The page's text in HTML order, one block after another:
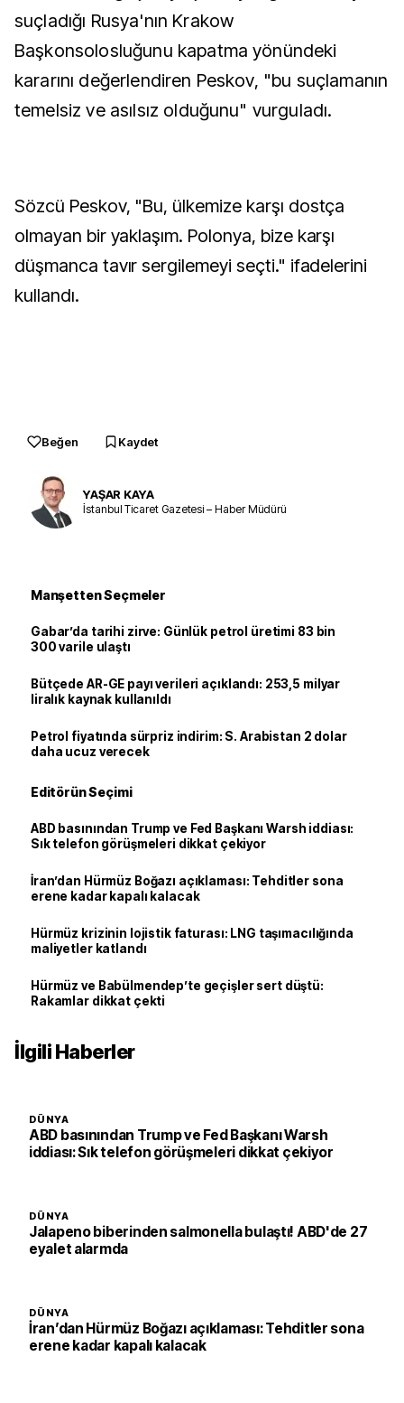
suçladığı Rusya'nın Krakow
Başkonsolosluğunu kapatma yönündeki
kararını değerlendiren Peskov, "bu suçlamanın
temelsiz ve asılsız olduğunu" vurguladı.
Sözcü Peskov, "Bu, ülkemize karşı dostça
olmayan bir yaklaşım. Polonya, bize karşı
düşmanca tavır sergilemeyi seçti." ifadelerini
kullandı.
Beğen Kaydet
YAŞAR KAYA
İstanbul Ticaret Gazetesi – Haber Müdürü
Manşetten Seçmeler
Gabar’da tarihi zirve: Günlük petrol üretimi 83 bin
300 varile ulaştı
Bütçede AR-GE payı verileri açıklandı: 253,5 milyar
liralık kaynak kullanıldı
Petrol fiyatında sürpriz indirim: S. Arabistan 2 dolar
daha ucuz verecek
Editörün Seçimi
ABD basınından Trump ve Fed Başkanı Warsh iddiası:
Sık telefon görüşmeleri dikkat çekiyor
İran’dan Hürmüz Boğazı açıklaması: Tehditler sona
erene kadar kapalı kalacak
Hürmüz krizinin lojistik faturası: LNG taşımacılığında
maliyetler katlandı
Hürmüz ve Babülmendep’te geçişler sert düştü:
Rakamlar dikkat çekti
İlgili Haberler
DÜNYA
ABD basınından Trump ve Fed Başkanı Warsh
iddiası: Sık telefon görüşmeleri dikkat çekiyor
DÜNYA
Jalapeno biberinden salmonella bulaştı! ABD'de 27
eyalet alarmda
DÜNYA
İran’dan Hürmüz Boğazı açıklaması: Tehditler sona
erene kadar kapalı kalacak